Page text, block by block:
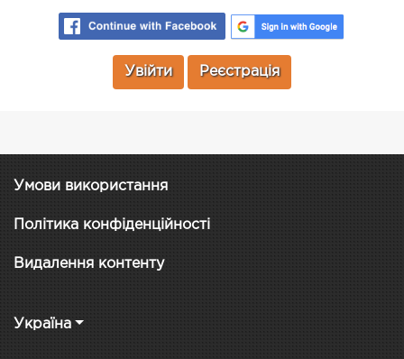
Увійти Реєстрація
Умови використання
Політика конфіденційності
Видалення контенту
Україна